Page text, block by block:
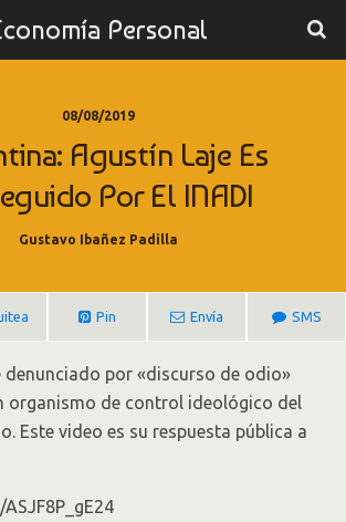
Personal
08/08/2019
Agustín Laje Es
Por El INADI
Gustavo Ibañez Padilla
Pin Envía SMS
denunciado por «discurso de odio»
organismo de control ideológico del
Este video es su respuesta pública a